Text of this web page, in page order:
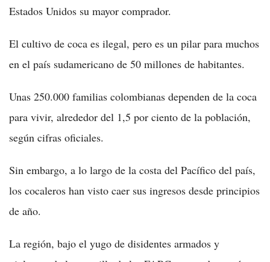
Estados Unidos su mayor comprador.
El cultivo de coca es ilegal, pero es un pilar para muchos
en el país sudamericano de 50 millones de habitantes.
Unas 250.000 familias colombianas dependen de la coca
para vivir, alrededor del 1,5 por ciento de la población,
según cifras oficiales.
Sin embargo, a lo largo de la costa del Pacífico del país,
los cocaleros han visto caer sus ingresos desde principios
de año.
La región, bajo el yugo de disidentes armados y